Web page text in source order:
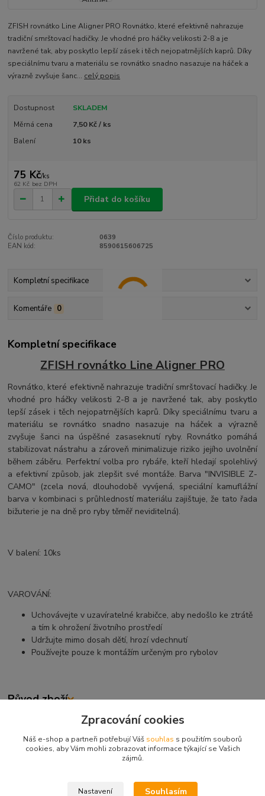
ZFISH rovnátko Line Aligner PRO Rovnátko, které efektivně nahrazuje
tradiční smrštovací hadičky. Je vhodné pro háčky velikosti 2-8 a je
navržené tak, aby poskytlo lepší zásek i těch nejopatrnějších kaprů. Díky
speciálnímu tvaru a materiálu se rovnátko snadno nasazuje na háček a
výrazně zvyšuje šanc... celý popis
Dostupnost
SKLADEM
Měrná cena
7,50 Kč / ks
Balení
10 ks
75 Kč/ks
62 Kč bez DPH
Přidat do košíku
Číslo produktu:
0639
EAN kód:
8590615606725
Kompletní specifikace
Komentáře 0
Kompletní specifikace
ZFISH rovnátko Line Aligner PRO
Rovnátko, které efektivně nahrazuje tradiční smrštovací hadičky. Je
vhodné pro háčky velikosti 2-8 a je navržené tak, aby poskytlo
lepší zásek i těch nejopatrnějších kaprů. Díky speciálnímu tvaru a
materiálu se rovnátko snadno nasazuje na háček a výrazně
zvyšuje šanci na úspěšné zasaseknutí ryby. Rovnátko pomáhá
stabilizovat nástrahu a zároveň minimalizuje riziko jejího uvolnění
během záběru. Perfektní volba pro rybáře, kteří hledají spolehlivý
a efektivní způsob, jak zlepšit své montáže. Barva "INVISIBLE Z-
CAMO" (zcela nová, dlouhodobě vyvíjená, speciální kamuflážní
barva v kombinaci s průhledností materiálu zajištuje, že tato řada
bižuterie je na dně pro ryby těměř neviditelná).
V balení: 10ks
VAROVÁNÍ:
Uchovávejte v uzavíratelné krabičce, aby nedošlo ke ztrátě
a tím k ohrožení životního prostředí
Udržujte mimo dosah dětí, hrozí vdechnutí
Používejte pouze k montážím určeným pro rybolov
Původ zboží
Zboží zařazeno v kategoriích
Rovnátka na háček
Zpracování cookies
Náš e-shop a partneři potřebují Váš souhlas s použitím souborů
cookies, aby Vám mohli zobrazovat informace týkající se Vašich
zájmů.
Nastavení Souhlasím